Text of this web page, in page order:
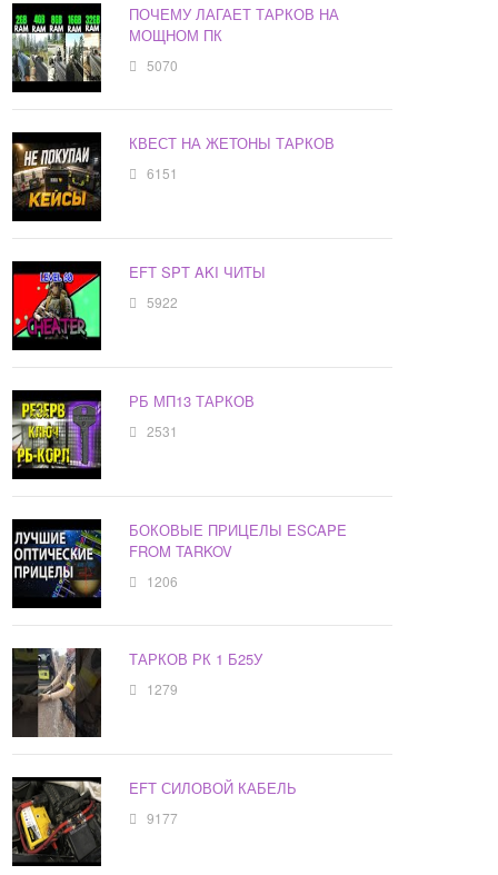
ПОЧЕМУ ЛАГАЕТ ТАРКОВ НА
МОЩНОМ ПК
5070
КВЕСТ НА ЖЕТОНЫ ТАРКОВ
6151
EFT SPT AKI ЧИТЫ
5922
РБ МП13 ТАРКОВ
2531
БОКОВЫЕ ПРИЦЕЛЫ ESCAPE
FROM TARKOV
1206
ТАРКОВ РК 1 Б25У
1279
EFT СИЛОВОЙ КАБЕЛЬ
9177